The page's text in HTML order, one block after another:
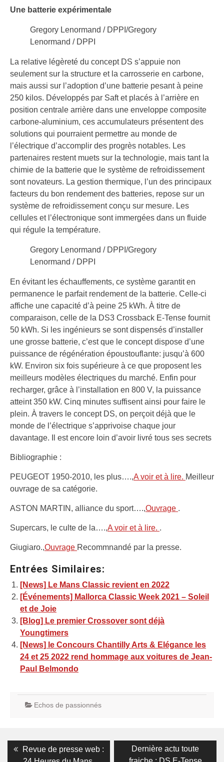
Une batterie expérimentale
Gregory Lenormand / DPPI/Gregory
Lenormand / DPPI
La relative légèreté du concept DS s’appuie non
seulement sur la structure et la carrosserie en carbone,
mais aussi sur l’adoption d’une batterie pesant à peine
250 kilos. Développés par Saft et placés à l’arrière en
position centrale arrière dans une enveloppe composite
carbone-aluminium, ces accumulateurs présentent des
solutions qui pourraient permettre au monde de
l’électrique d’accomplir des progrès notables. Les
partenaires restent muets sur la technologie, mais tant la
chimie de la batterie que le système de refroidissement
sont novateurs. La gestion thermique, l’un des principaux
facteurs du bon rendement des batteries, repose sur un
système de refroidissement conçu sur mesure. Les
cellules et l’électronique sont immergées dans un fluide
qui régule la température.
Gregory Lenormand / DPPI/Gregory
Lenormand / DPPI
En évitant les échauffements, ce système garantit en
permanence le parfait rendement de la batterie. Celle-ci
affiche une capacité d’à peine 25 kWh. À titre de
comparaison, celle de la DS3 Crossback E-Tense fournit
50 kWh. Si les ingénieurs se sont dispensés d’installer
une grosse batterie, c’est que le concept dispose d’une
puissance de régénération époustouflante: jusqu’à 600
kW. Environ six fois supérieure à ce que proposent les
meilleurs modèles électriques du marché. Enfin pour
recharger, grâce à l’installation en 800 V, la puissance
atteint 350 kW. Cinq minutes suffisent ainsi pour faire le
plein. À travers le concept DS, on perçoit déjà que le
monde de l’électrique s’apprivoise chaque jour
davantage. Il est encore loin d’avoir livré tous ses secrets
Bibliographie :
PEUGEOT 1950-2010, les plus….,A voir et à lire. Meilleur
ouvrage de sa catégorie.
ASTON MARTIN, alliance du sport….,Ouvrage .
Supercars, le culte de la….,A voir et à lire. .
Giugiaro.,Ouvrage Recommnandé par la presse.
Entrées Similaires:
[News] Le Mans Classic revient en 2022
[Événements] Mallorca Classic Week 2021 – Soleil
et de Joie
[Blog] Le premier Crossover sont déjà
Youngtimers
[News] le Concours Chantilly Arts & Elégance les
24 et 25 2022 rend hommage aux voitures de Jean-
Paul Belmondo
Echos de passionnés
Navigation
Previous
post:
Revue de presse web :
Next
post:
Dernière actu toute